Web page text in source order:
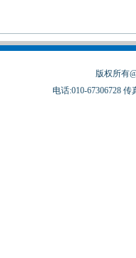
版权所有
电话:010-67306728 传